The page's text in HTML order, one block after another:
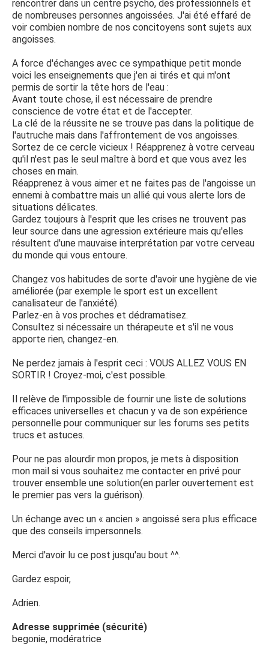
rencontrer dans un centre psycho, des professionnels et
de nombreuses personnes angoissées. J'ai été effaré de
voir combien nombre de nos concitoyens sont sujets aux
angoisses.
A force d'échanges avec ce sympathique petit monde
voici les enseignements que j'en ai tirés et qui m'ont
permis de sortir la tête hors de l'eau :
Avant toute chose, il est nécessaire de prendre
conscience de votre état et de l'accepter.
La clé de la réussite ne se trouve pas dans la politique de
l'autruche mais dans l'affrontement de vos angoisses.
Sortez de ce cercle vicieux ! Réapprenez à votre cerveau
qu'il n'est pas le seul maître à bord et que vous avez les
choses en main.
Réapprenez à vous aimer et ne faites pas de l'angoisse un
ennemi à combattre mais un allié qui vous alerte lors de
situations délicates.
Gardez toujours à l'esprit que les crises ne trouvent pas
leur source dans une agression extérieure mais qu'elles
résultent d'une mauvaise interprétation par votre cerveau
du monde qui vous entoure.
Changez vos habitudes de sorte d'avoir une hygiène de vie
améliorée (par exemple le sport est un excellent
canalisateur de l'anxiété).
Parlez-en à vos proches et dédramatisez.
Consultez si nécessaire un thérapeute et s'il ne vous
apporte rien, changez-en.
Ne perdez jamais à l'esprit ceci : VOUS ALLEZ VOUS EN
SORTIR ! Croyez-moi, c'est possible.
Il relève de l'impossible de fournir une liste de solutions
efficaces universelles et chacun y va de son expérience
personnelle pour communiquer sur les forums ses petits
trucs et astuces.
Pour ne pas alourdir mon propos, je mets à disposition
mon mail si vous souhaitez me contacter en privé pour
trouver ensemble une solution(en parler ouvertement est
le premier pas vers la guérison).
Un échange avec un « ancien » angoissé sera plus efficace
que des conseils impersonnels.
Merci d'avoir lu ce post jusqu'au bout ^^.
Gardez espoir,
Adrien.
Adresse supprimée (sécurité)
begonie, modératrice